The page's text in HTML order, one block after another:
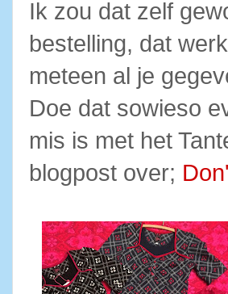
Ik zou dat zelf
bestelling, dat
meteen al je
Doe dat sowieso
mis is met het
blogpost over;